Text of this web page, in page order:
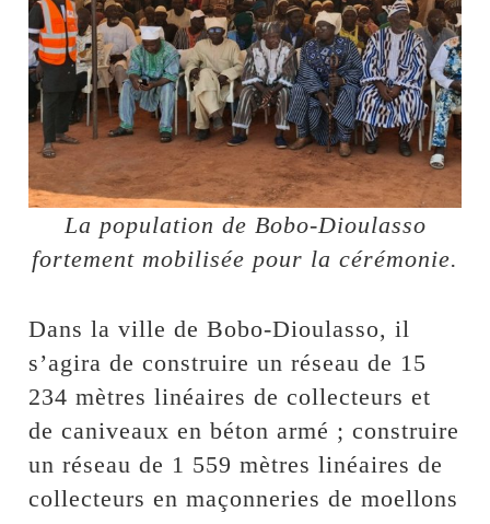
La population de Bobo-Dioulasso
fortement mobilisée pour la cérémonie.
Dans la ville de Bobo-Dioulasso, il
s’agira de construire un réseau de 15
234 mètres linéaires de collecteurs et
de caniveaux en béton armé ; construire
un réseau de 1 559 mètres linéaires de
collecteurs en maçonneries de moellons